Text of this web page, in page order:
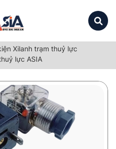
Xilanh trạm thuỷ lực
lực ASIA